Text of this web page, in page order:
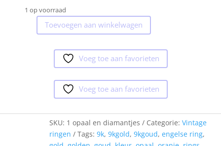
1 op voorraad
diamantjes
Toevoegen aan winkelwagen
Voeg toe aan favorieten
Voeg toe aan favorieten
SKU: 1 opaal en diamantjes Categorie: Vintage
ringen
Tags: 9k, 9kgold, 9kgoud, engelse ring,